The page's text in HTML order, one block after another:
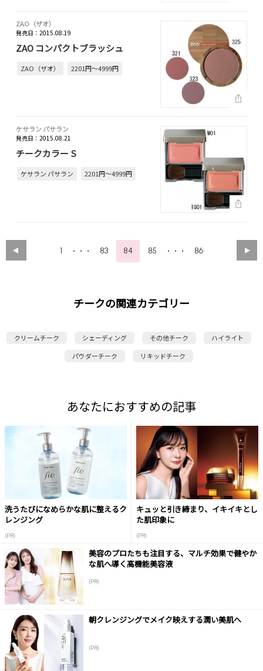
ZAO（ザオ）
発売日：2015.08.19
ZAO コンパクトブラッシュ
ZAO（ザオ） 2201円～4999円
ケサラン パサラン
発売日：2015.08.21
チークカラー S
ケサラン パサラン 2201円～4999円
1 ・・・ 83 84 85 ・・・ 86
チークの関連カテゴリー
クリームチーク シェーディング その他チーク
ハイライト
パウダーチーク
リキッドチーク
あなたにおすすめの記事
洗うたびになめらかな肌に整えるク
レンジング
(PR)
キュッと引き締まり、イキイキとし
た肌印象に
(PR)
美容のプロたちも注目する、マルチ効果で健やか
な肌へ導く高機能美容液
(PR)
朝クレンジングでメイク映えする潤い美肌へ
(PR)